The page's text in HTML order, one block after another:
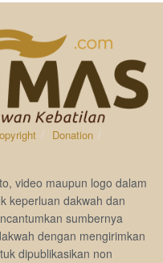
Donation
video maupun logo dalam
keperluan dakwah dan
sumbernya
dengan mengirimkan
dipublikasikan non